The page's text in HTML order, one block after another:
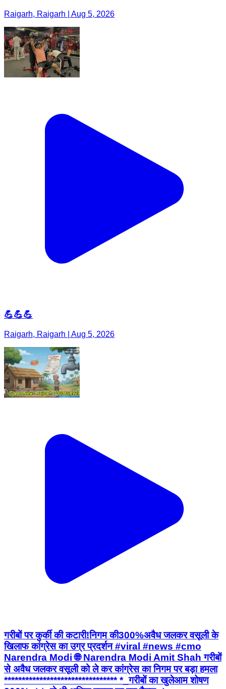
Raigarh, Raigarh | Aug 5, 2026
💪💪💪
Raigarh, Raigarh | Aug 5, 2026
गरीबों पर कुर्की की कटारी!निगम की300%अवैध जलकर वसूली के
खिलाफ कांग्रेस का उग्र प्रदर्शन #viral #news #cmo
Narendra Modi 🌐 Narendra Modi Amit Shah गरीबों
से अवैध जलकर वसूली को ले कर कांग्रेस का निगम पर बड़ा हमला
******************************** *_गरीबों का खुलेआम शोषण